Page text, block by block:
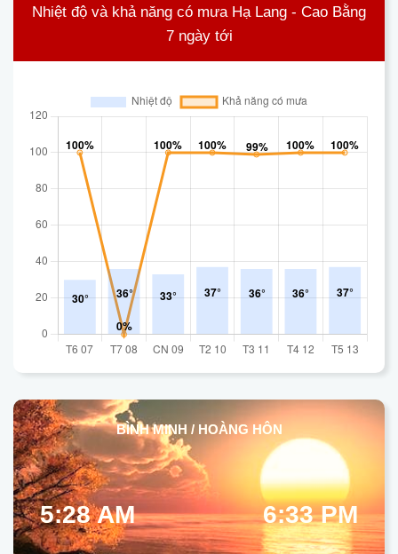
Nhiệt độ và khả năng có mưa Hạ Lang - Cao Bằng
7 ngày tới
BÌNH MINH / HOÀNG HÔN
5:28 AM 6:33 PM